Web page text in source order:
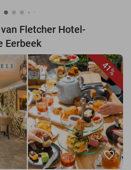
Fletcher Hotel-
Eerbeek
41%
favorite_border